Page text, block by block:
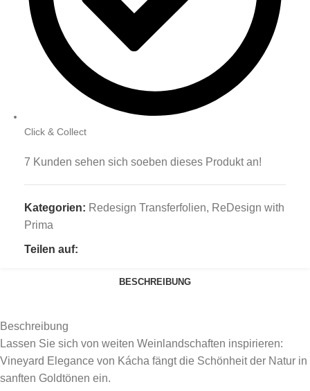
Click & Collect
7 Kunden sehen sich soeben dieses Produkt an!
Kategorien: Redesign Transferfolien, ReDesign with
Prima
Teilen auf:
BESCHREIBUNG
Beschreibung
Lassen Sie sich von weiten Weinlandschaften inspirieren:
Vineyard Elegance von Kácha fängt die Schönheit der Natur in
sanften Goldtönen ein.